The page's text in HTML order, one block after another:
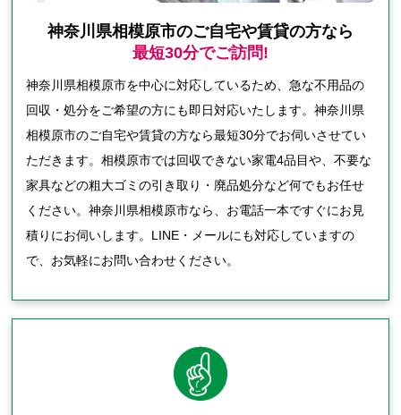
神奈川県相模原市のご自宅や賃貸の方なら
最短30分でご訪問!
神奈川県相模原市を中心に対応しているため、急な不用品の
回収・処分をご希望の方にも即日対応いたします。神奈川県
相模原市のご自宅や賃貸の方なら最短30分でお伺いさせてい
ただきます。相模原市では回収できない家電4品目や、不要な
家具などの粗大ゴミの引き取り・廃品処分など何でもお任せ
ください。神奈川県相模原市なら、お電話一本ですぐにお見
積りにお伺いします。LINE・メールにも対応していますの
で、お気軽にお問い合わせください。